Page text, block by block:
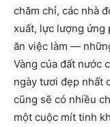
chăm chỉ, các nhà
xuất, lực lượng ứng
ăn việc làm —
Vàng của đất nước
ngày tươi đẹp nhất
cũng sẽ có nhiều
một cuộc mít tinh